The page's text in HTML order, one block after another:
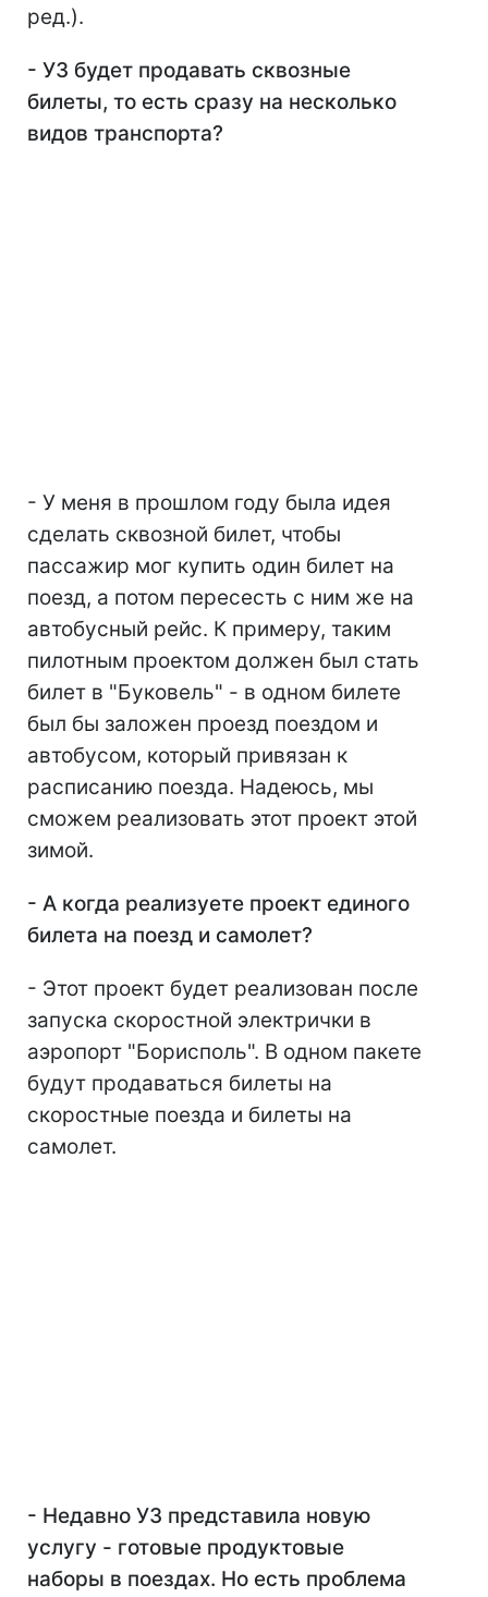
ред.).
- УЗ будет продавать сквозные
билеты, то есть сразу на несколько
видов транспорта?
- У меня в прошлом году была идея
сделать сквозной билет, чтобы
пассажир мог купить один билет на
поезд, а потом пересесть с ним же на
автобусный рейс. К примеру, таким
пилотным проектом должен был стать
билет в "Буковель" - в одном билете
был бы заложен проезд поездом и
автобусом, который привязан к
расписанию поезда. Надеюсь, мы
сможем реализовать этот проект этой
зимой.
- А когда реализуете проект единого
билета на поезд и самолет?
- Этот проект будет реализован после
запуска скоростной электрички в
аэропорт "Борисполь". В одном пакете
будут продаваться билеты на
скоростные поезда и билеты на
самолет.
- Недавно УЗ представила новую
услугу - готовые продуктовые
наборы в поездах. Но есть проблема